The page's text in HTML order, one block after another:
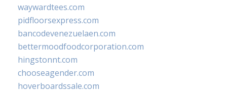
waywardtees.com
pidfloorsexpress.com
bancodevenezuelaen.com
bettermoodfoodcorporation.com
hingstonnt.com
chooseagender.com
hoverboardssale.com